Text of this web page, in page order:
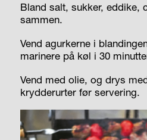
Bland salt, sukker, eddike,
sammen.
Vend agurkerne i
marinere på køl i 30
Vend med olie, og drys
krydderurter før servering.